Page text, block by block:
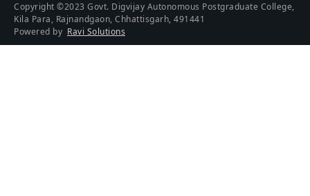
Copyright ©2023 Govt. Digvijay Autonomous Postgraduate College,
Kila Para, Rajnandgaon, Chhattisgarh, 491441
Powered by Ravi Solutions